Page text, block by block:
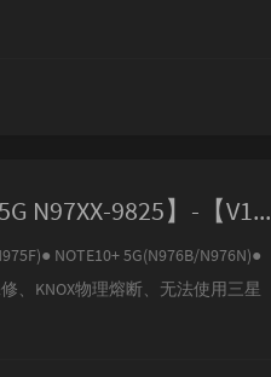
【极光ROM】-【三星NOTE10/NOTE10+/5G N97XX-9825】-【V17.0 Android-S-VC5】
NOTE10+ 5G(N976B/N976N)●
、KNOX物理熔断、无法使用三星